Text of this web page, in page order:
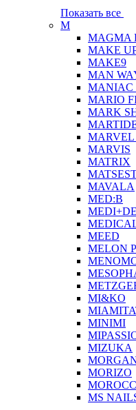
Показать все
M
MAGMA
MAKE
MAKE9
MAN
MANIAC
MARIO
MARK
MARVEL
MARVIS
MATRIX
MAVALA
MED:B
MEED
MELON
MI&KO
MINIMI
MIZUKA
MORIZO
MS